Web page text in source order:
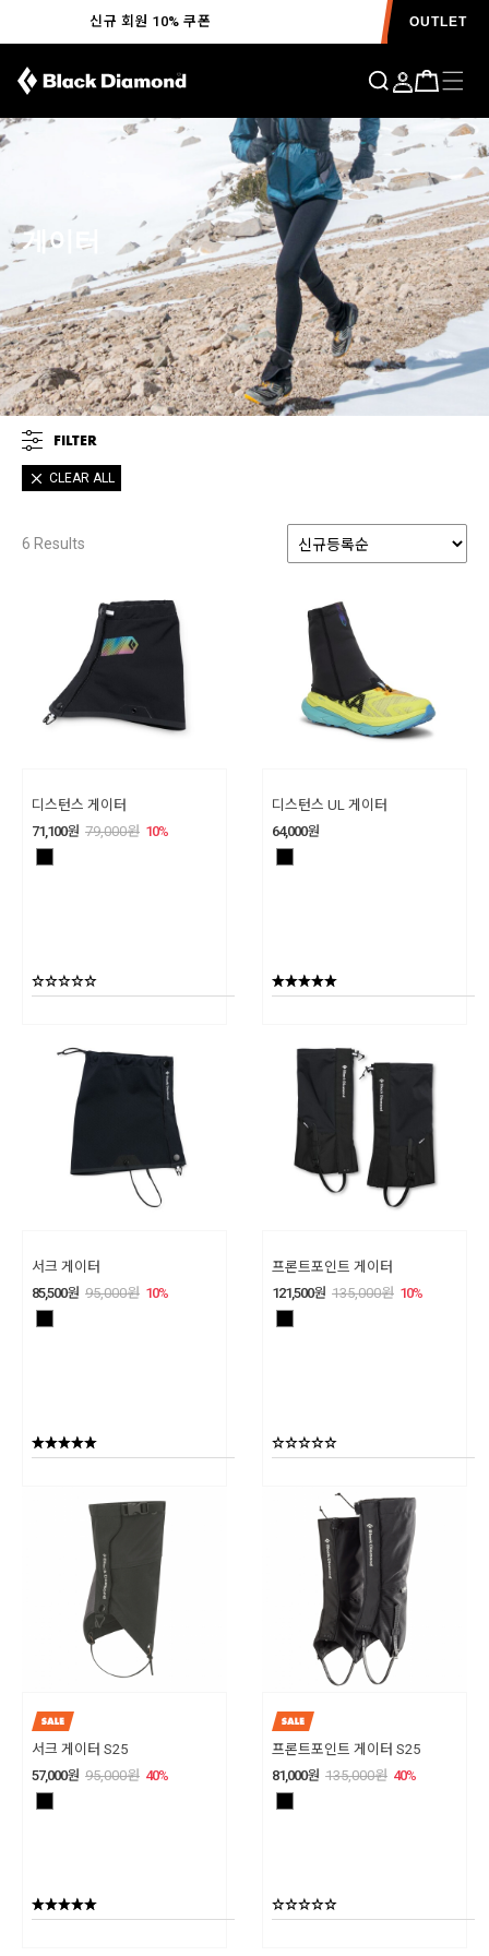
신규 회원 10% 쿠폰 OUTLET
게이터
CLEAR ALL
FILTER
6 Results
디스턴스 게이터
71,100원 79,000원 10%
디스턴스 UL 게이터
64,000원
서크 게이터
85,500원 95,000원 10%
프론트포인트 게이터
121,500원 135,000원 10%
서크 게이터 S25
57,000원 95,000원 40%
프론트포인트 게이터 S25
81,000원 135,000원 40%